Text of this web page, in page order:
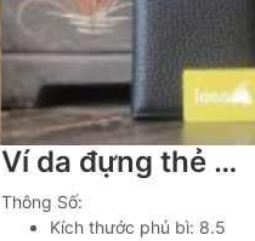
Ví da đựng thẻ handmade nhỏ gọn tiện lợi Lano VDNT11
Thông Số:
Kích thước phủ bì: 8.5